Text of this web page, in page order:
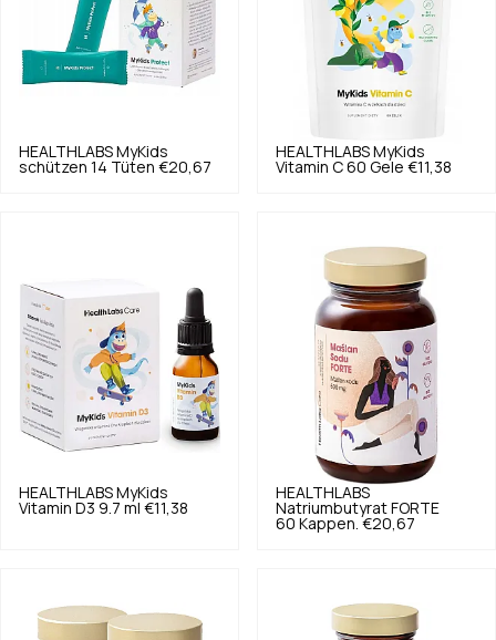
HEALTHLABS MyKids
schützen 14 Tüten €20,67
HEALTHLABS MyKids
Vitamin C 60 Gele €11,38
HEALTHLABS MyKids
Vitamin D3 9.7 ml €11,38
HEALTHLABS
Natriumbutyrat FORTE
60 Kappen. €20,67